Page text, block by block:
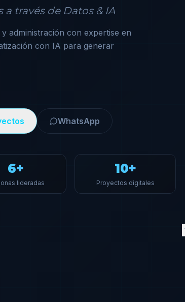
través de Datos & IA
administración con expertise en
con IA para generar
WhatsApp
6+
lideradas
10+
Proyectos digitales